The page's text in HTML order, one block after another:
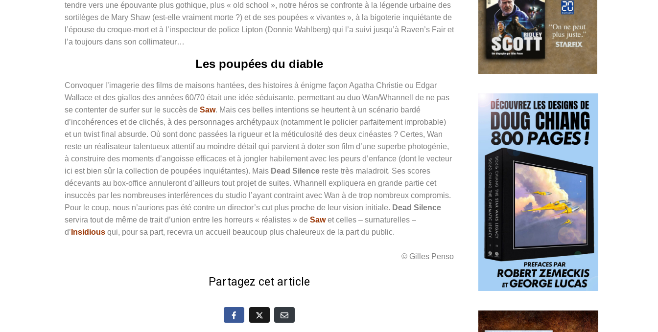
tendre vers une épouvante plus gothique, plus « old school », notre héros se confronte à la légende urbaine des
sortilèges de Mary Shaw (est-elle vraiment morte ?) et de ses poupées « vivantes », à la bigoterie inquiétante de
l’épouse du croque-mort et à l’inspecteur de police Lipton (Donnie Wahlberg) qui l’a suivi jusqu’à Raven’s Fair et
l’a toujours dans son collimateur…
Les poupées du diable
Convoquer l’imagerie des films de maisons hantées, des histoires à énigme façon Agatha Christie ou Edgar
Wallace et des giallos des années 60/70 était une idée séduisante, permettant au duo Wan/Whannell de ne pas
se contenter de surfer sur le succès de Saw. Mais ces belles intentions se heurtent à un scénario bardé
d’incohérences et de clichés, à des personnages archétypaux (notamment le policier parfaitement improbable)
et un twist final absurde. Où sont donc passées la rigueur et la méticulosité des deux cinéastes ? Certes, Wan
reste un réalisateur talentueux attentif au moindre détail qui parvient à doter son film d’une superbe photogénie,
à construire des moments d’angoisse efficaces et à jongler habilement avec les peurs d’enfance (dont le vecteur
ici est bien sûr la collection de poupées inquiétantes). Mais Dead Silence reste très maladroit. Ses scores
décevants au box-office annuleront d’ailleurs tout projet de suites. Whannell expliquera en grande partie cet
insuccès par les nombreuses interférences du studio l’ayant contraint avec Wan à de trop nombreux compromis.
Pour le coup, nous n’aurions pas été contre un director’s cut plus proche de leur vision initiale. Dead Silence
servira tout de même de trait d’union entre les horreurs « réalistes » de Sawet celles – surnaturelles –
d’ Insidious qui, pour sa part, recevra un accueil beaucoup plus chaleureux de la part du public.
© Gilles Penso
Partagez cet article